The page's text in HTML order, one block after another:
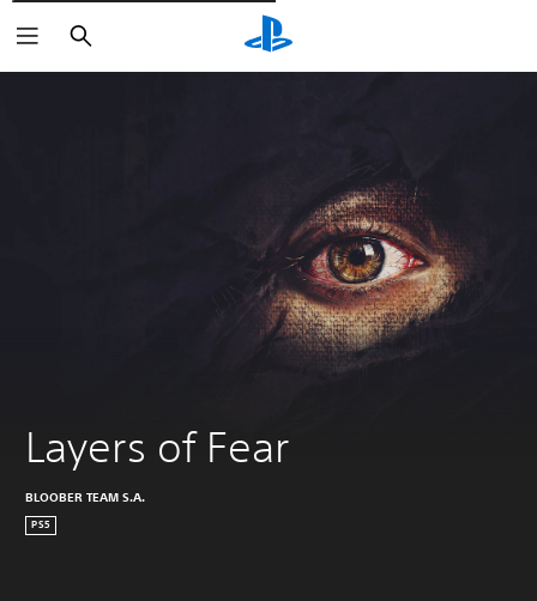
Cerca
Layers of Fear
BLOOBER TEAM S.A.
PS5